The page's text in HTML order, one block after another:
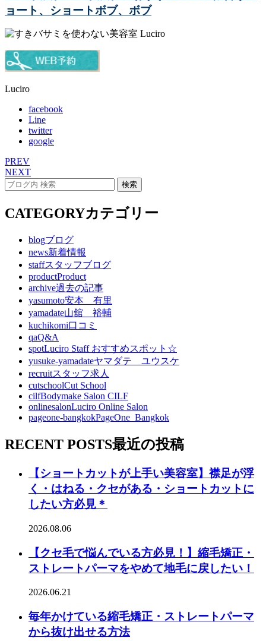
ョート、ショートボブ、ボブ
Luciro
facebook
Line
twitter
google
PREV
NEXT
CATEGORYカテゴリー
blogブログ
news新着情報
staffスタッフブログ
productProduct
archive過去の記事
yasumoto安本 有里
yamadate山舘 裕輔
kuchikomi口コミ
qaQ&A
spotLuciro Staff おすすめスポット☆
yusuke-yamadateヤマダテ ユウスケ
recruitスタッフ求人
cutschoolCut School
cilfBodymake Salon CILF
onlinesalonLuciro Online Salon
pageone-bangkokPageOne_Bangkok
RECENT POSTS最近の投稿
【ショートカットが上手い美容室】襟足が浮
く・はねる・クセがある・ショートカットに
したい方必見＊
2026.08.06
【クセ毛で悩んでいる方必見！】縮毛矯正・
ストレートパーマをやめて地毛に戻したい！
2026.06.21
毎年かけている縮毛矯正・ストレートパーマ
から抜け出せる方法